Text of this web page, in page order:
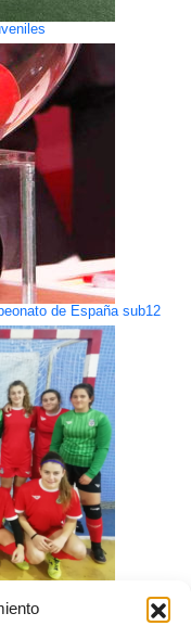
de España sub12